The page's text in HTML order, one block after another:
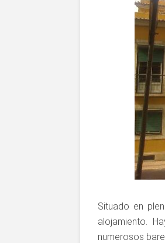
Situado en
alojamiento.
numerosos